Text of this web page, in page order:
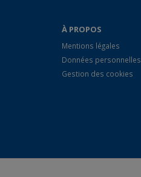
À PROPOS
Mentions légales
Données personnelles
Gestion des cookies